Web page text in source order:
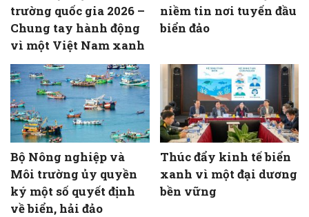
trường quốc gia 2026 –
Chung tay hành động
vì một Việt Nam xanh
niềm tin nơi tuyến đầu
biển đảo
Bộ Nông nghiệp và
Môi trường ủy quyền
ký một số quyết định
về biển, hải đảo
Thúc đẩy kinh tế biển
xanh vì một đại dương
bền vững